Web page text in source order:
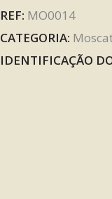
REF: MO0014
CATEGORIA:
IDENTIFICAÇÃO